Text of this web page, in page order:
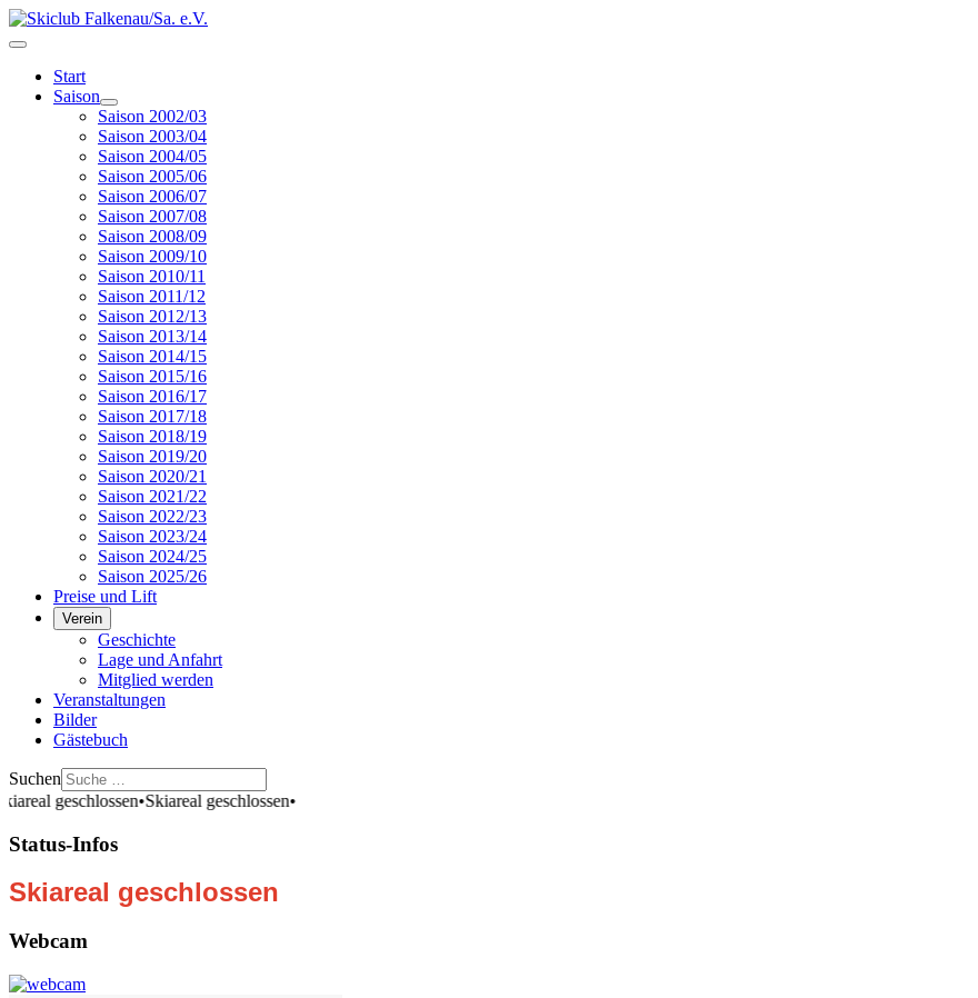
Start
Saison
Saison 2002/03
Saison 2003/04
Saison 2004/05
Saison 2005/06
Saison 2006/07
Saison 2007/08
Saison 2008/09
Saison 2009/10
Saison 2010/11
Saison 2011/12
Saison 2012/13
Saison 2013/14
Saison 2014/15
Saison 2015/16
Saison 2016/17
Saison 2017/18
Saison 2018/19
Saison 2019/20
Saison 2020/21
Saison 2021/22
Saison 2022/23
Saison 2023/24
Saison 2024/25
Saison 2025/26
Preise und Lift
Verein
Geschichte
Lage und Anfahrt
Mitglied werden
Veranstaltungen
Bilder
Gästebuch
Suchen
geschlossen•Skiareal geschlossen•
Status-Infos
Skiareal geschlossen
Webcam